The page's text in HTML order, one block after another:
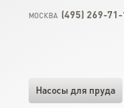
МОСКВА (495) 269-
Насосы для пруда